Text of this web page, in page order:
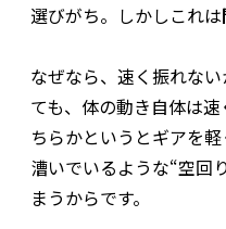
選びがち。しかしこれは
なぜなら、速く振れな
ても、体の動き自体は
ちらかというとギアを
漕いでいるような“空回
まうからです。